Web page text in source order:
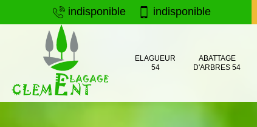
indisponible indisponible
ELAGUEUR
54
ABATTAGE
D'ARBRES 54